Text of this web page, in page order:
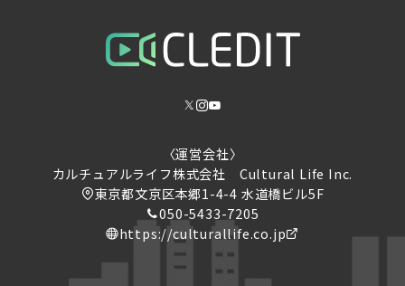
〈運営会社〉
カルチュアルライフ株式会社 ​Cultural Life Inc.
東京都文京区本郷1-4-4 水道橋ビル5F
050-5433-7205
https://culturallife.co.jp